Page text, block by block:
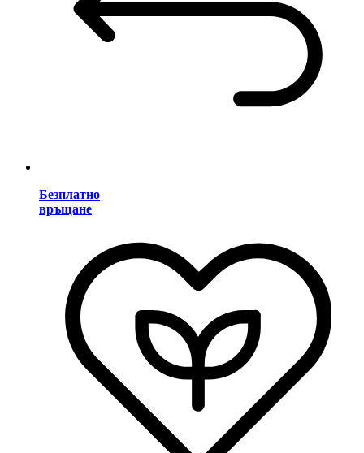
Безплатно
връщане